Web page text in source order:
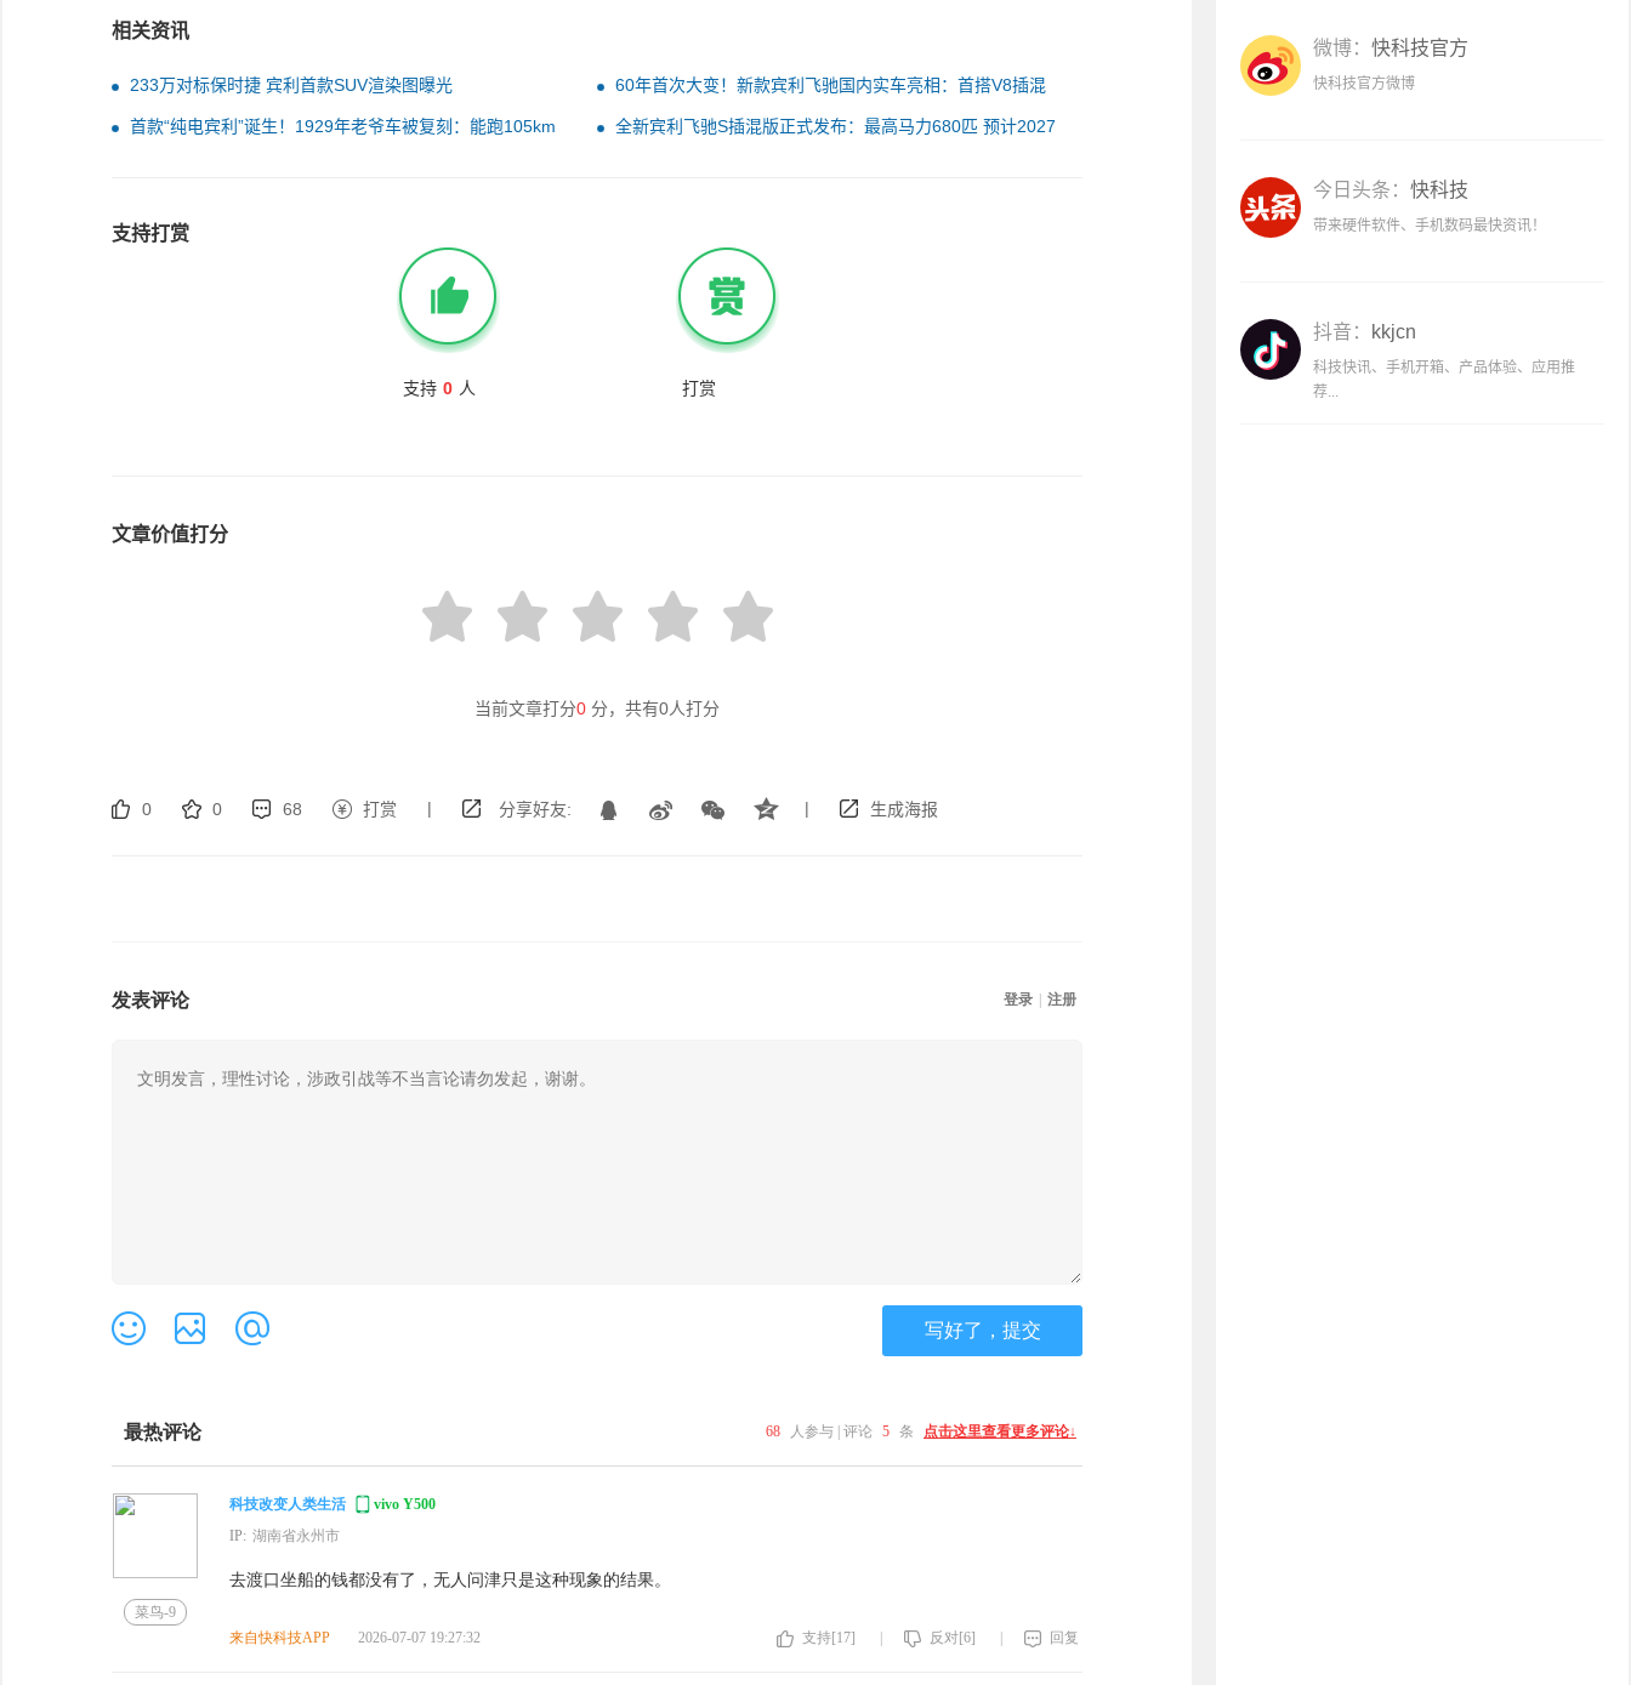
相关资讯
233万对标保时捷 宾利首款SUV渲染图曝光
60年首次大变！新款宾利飞驰国内实车亮相：首搭V8插混
设计焕新
首款“纯电宾利”诞生！1929年老爷车被复刻：能跑105km
全新宾利飞驰S插混版正式发布：最高马力680匹 预计2027
支持打赏
支持 0 人 打赏
文章价值打分
当前文章打分0 分，共有0人打分
0 0 68 打赏 | 分享好友: | 生成海报
微博： 快科技官方
快科技官方微博
今日头条： 快科技
带来硬件软件、手机数码最快资讯！
抖音： kkjcn
科技快讯、手机开箱、产品体验、应用推
荐...